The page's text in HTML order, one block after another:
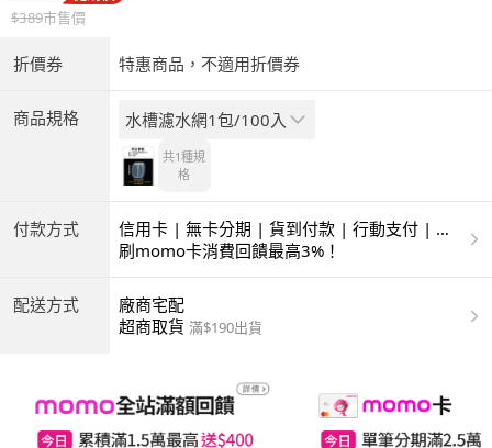
$389市售價
折價券 特惠商品，不適用折價券
商品規格 水槽濾水網1包/100入
共1種規
格
付款方式
信用卡 | 無卡分期 | 貨到付款 | 行動支付 | 超
商付款 | ATM | 銀聯卡
刷momo卡消費回饋最高3%！
配送方式
廠商宅配
超商取貨 滿$190出貨